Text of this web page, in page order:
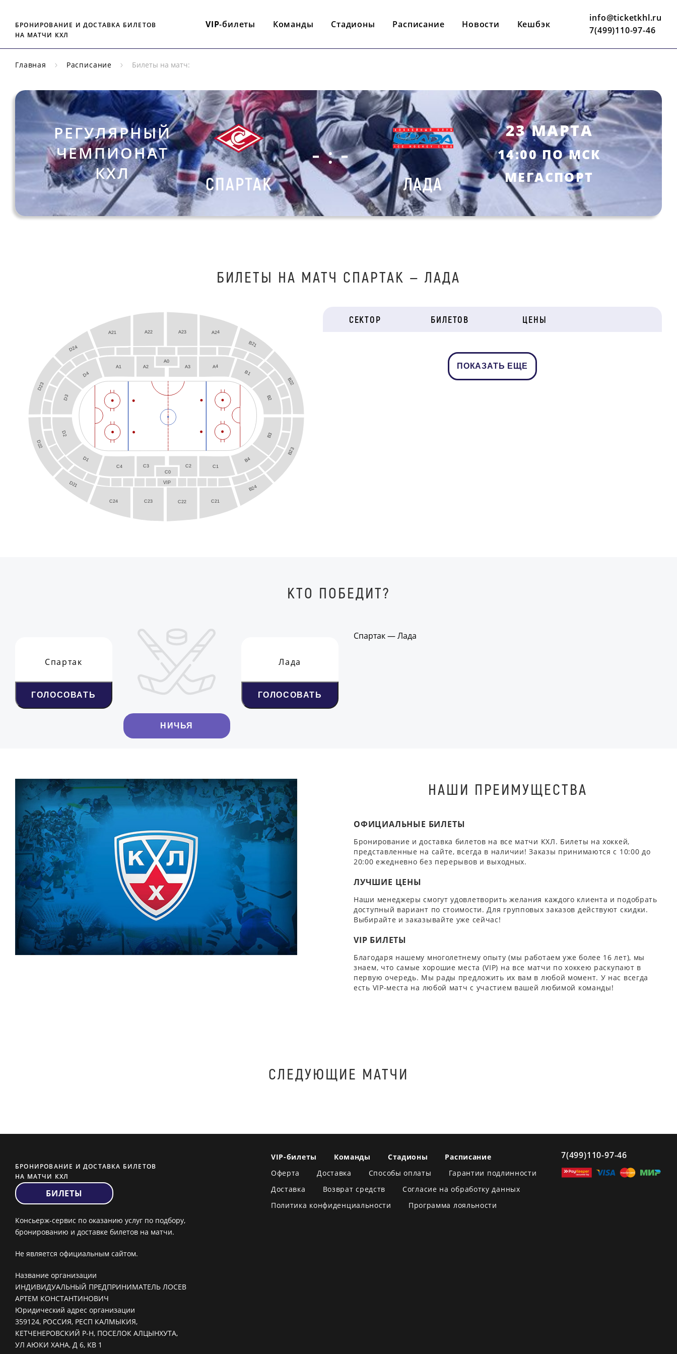
БРОНИРОВАНИЕ И ДОСТАВКА БИЛЕТОВ
НА МАТЧИ КХЛ
VIP-билеты Команды Стадионы Расписание Новости Кешбэк
info@ticketkhl.ru
7(499)110-97-46
Главная Расписание Билеты на матч:
РЕГУЛЯРНЫЙ
ЧЕМПИОНАТ
КХЛ
СПАРТАК
- : -
ЛАДА
23 МАРТА
14:00 ПО МСК
МЕГАСПОРТ
БИЛЕТЫ НА МАТЧ СПАРТАК — ЛАДА
B23
B24
C21
C1
A4
B1
B2
A3
A2
A0
A1
D4
D3
B4
B3
C2
C3
C0
C4
D1
D2
C22
C23
C24
D21
D22
A24
B21
D24
D23
B22
A23
A22
A21
VIP
СЕКТОР БИЛЕТОВ ЦЕНЫ
ПОКАЗАТЬ ЕЩЕ
КТО ПОБЕДИТ?
Спартак
ГОЛОСОВАТЬ
НИЧЬЯ
Лада
ГОЛОСОВАТЬ
Спартак — Лада
НАШИ ПРЕИМУЩЕСТВА
ОФИЦИАЛЬНЫЕ БИЛЕТЫ
Бронирование и доставка билетов на все матчи КХЛ. Билеты на хоккей,
представленные на сайте, всегда в наличии! Заказы принимаются с 10:00 до
20:00 ежедневно без перерывов и выходных.
ЛУЧШИЕ ЦЕНЫ
Наши менеджеры смогут удовлетворить желания каждого клиента и подобрать
доступный вариант по стоимости. Для групповых заказов действуют скидки.
Выбирайте и заказывайте уже сейчас!
VIP БИЛЕТЫ
Благодаря нашему многолетнему опыту (мы работаем уже более 16 лет), мы
знаем, что самые хорошие места (VIP) на все матчи по хоккею раскупают в
первую очередь. Мы рады предложить их вам в любой момент. У нас всегда
есть VIP-места на любой матч с участием вашей любимой команды!
СЛЕДУЮЩИЕ МАТЧИ
БРОНИРОВАНИЕ И ДОСТАВКА БИЛЕТОВ
НА МАТЧИ КХЛ
БИЛЕТЫ
Консьерж-сервис по оказанию услуг по подбору,
бронированию и доставке билетов на матчи.
Не является официальным сайтом.
Название организации
ИНДИВИДУАЛЬНЫЙ ПРЕДПРИНИМАТЕЛЬ ЛОСЕВ
АРТЕМ КОНСТАНТИНОВИЧ
Юридический адрес организации
359124, РОССИЯ, РЕСП КАЛМЫКИЯ,
КЕТЧЕНЕРОВСКИЙ Р-Н, ПОСЕЛОК АЛЦЫНХУТА,
УЛ АЮКИ ХАНА, Д 6, КВ 1
VIP-билеты Команды Стадионы
Расписание
Оферта
Доставка Способы оплаты
Гарантии подлинности
Доставка
Возврат средств
Согласие на обработку данных
Политика конфиденциальности
Программа лояльности
7(499)110-97-46